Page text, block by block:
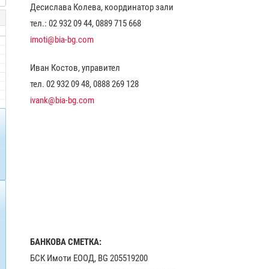
Десислава Колева, координатор зали
тел.: 02 932 09 44, 0889 715 668
imoti@bia-bg.com
Иван Костов, управител
тел. 02 932 09 48, 0888 269 128
ivank@bia-bg.com
БАНКОВА СМЕТКА:
БСК Имоти ЕООД, BG 205519200